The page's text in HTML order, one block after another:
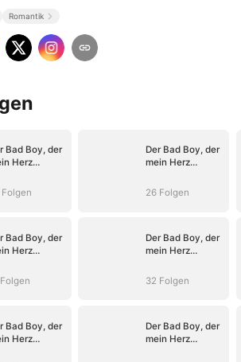
Romantik
Bad Boy, der
Herz
Folgen
Der Bad Boy, der
mein Herz
26 Folgen
Bad Boy, der
Herz
Der Bad Boy, der
mein Herz
32 Folgen
Bad Boy, der
Herz
Der Bad Boy, der
mein Herz